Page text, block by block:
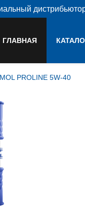
ГЛАВНАЯ
PROLINE 5W-40